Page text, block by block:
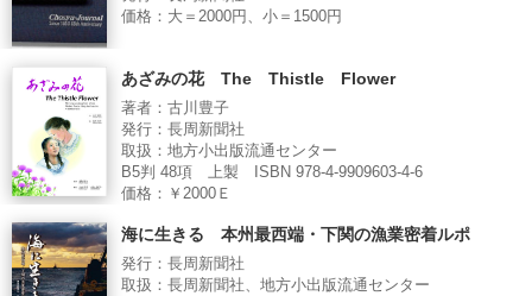
価格：大＝2000円、小＝1500円
あざみの花 The Thistle Flower
著者：古川豊子
発行：長周新聞社
取扱：地方小出版流通センター
B5判 48項 上製 ISBN 978-4-9909603-4-6
価格：￥2000Ｅ
海に生きる 本州最西端・下関の漁業密着ルポ
発行：長周新聞社
取扱：長周新聞社、地方小出版流通センター